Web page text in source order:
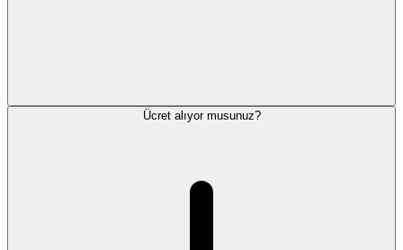
Ücret alıyor musunuz?